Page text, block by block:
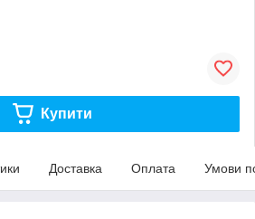
Купити
Доставка Оплата Умови